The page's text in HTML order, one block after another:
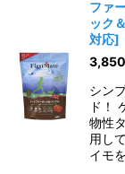
ファ
ック
対応]
3,850
シン
ド！
物性
用し
イモ